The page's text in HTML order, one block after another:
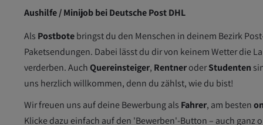
Aushilfe / Minijob bei Deutsche Post DHL
Als Postbotebringst du den Menschen in deinem Bezirk
Paketsendungen. Dabei lässt du dir von keinem Wetter die
verderben. AuchQuereinsteiger, RentneroderStudenten
uns herzlich willkommen, denn du zählst, wie du bist!
Wir freuen uns auf deine Bewerbung als Fahrer, am besten
Klicke dazu einfach auf den 'Bewerben'-Button – auch ganz